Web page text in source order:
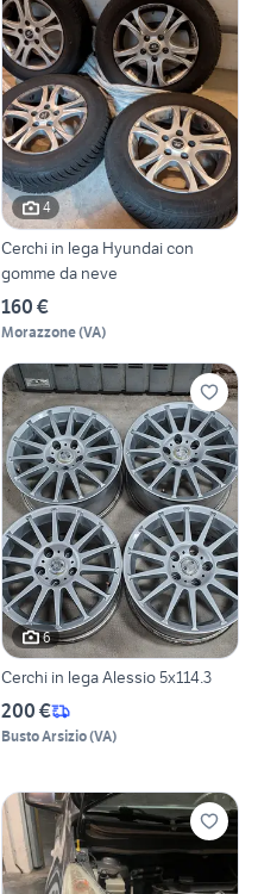
4
Cerchi in lega Hyundai con
gomme da neve
160 €
Morazzone(VA)
6
Cerchi in lega Alessio 5x114.3
200 €
Busto Arsizio(VA)